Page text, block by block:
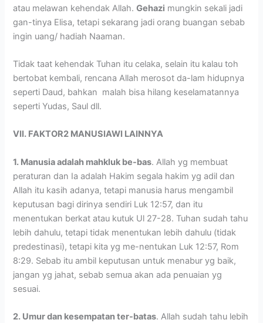
atau melawan kehendak Allah.Gehazi mungkin sekali jadi
gan-tinya Elisa, tetapi sekarang jadi orang buangan sebab
ingin uang/ hadiah Naaman.
Tidak taat kehendak Tuhan itu celaka, selain itu kalau toh
bertobat kembali, rencana Allah merosot da-lam hidupnya
seperti Daud, bahkan malah bisa hilang keselamatannya
seperti Yudas, Saul dll.
VII. FAKTOR2 MANUSIAWI LAINNYA
1. Manusia adalah mahkluk be-bas. Allah yg membuat
peraturan dan Ia adalah Hakim segala hakim yg adil dan
Allah itu kasih adanya, tetapi manusia harus mengambil
keputusan bagi dirinya sendiri Luk 12:57, dan itu
menentukan berkat atau kutuk Ul 27-28. Tuhan sudah tahu
lebih dahulu, tetapi tidak menentukan lebih dahulu (tidak
predestinasi), tetapi kita yg me-nentukan Luk 12:57, Rom
8:29. Sebab itu ambil keputusan untuk menabur yg baik,
jangan yg jahat, sebab semua akan ada penuaian yg
sesuai.
2. Umur dan kesempatan ter-batas. Allah sudah tahu lebih